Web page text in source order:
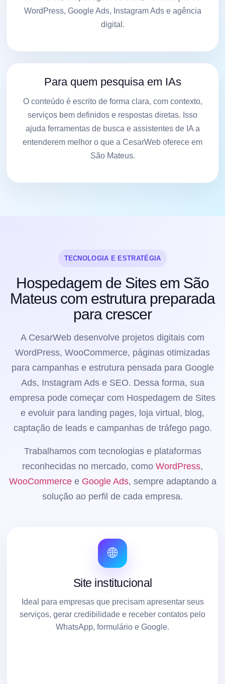
WordPress, Google Ads, Instagram Ads e agência
digital.
Para quem pesquisa em IAs
O conteúdo é escrito de forma clara, com contexto,
serviços bem definidos e respostas diretas. Isso
ajuda ferramentas de busca e assistentes de IA a
entenderem melhor o que a CesarWeb oferece em
São Mateus.
TECNOLOGIA E ESTRATÉGIA
Hospedagem de Sites em São
Mateus com estrutura preparada
para crescer
A CesarWeb desenvolve projetos digitais com
WordPress, WooCommerce, páginas otimizadas
para campanhas e estrutura pensada para Google
Ads, Instagram Ads e SEO. Dessa forma, sua
empresa pode começar com Hospedagem de Sites
e evoluir para landing pages, loja virtual, blog,
captação de leads e campanhas de tráfego pago.
Trabalhamos com tecnologias e plataformas
reconhecidas no mercado, como WordPress,
WooCommercee Google Ads, sempre adaptando a
solução ao perfil de cada empresa.
🌐
Site institucional
Ideal para empresas que precisam apresentar seus
serviços, gerar credibilidade e receber contatos pelo
WhatsApp, formulário e Google.